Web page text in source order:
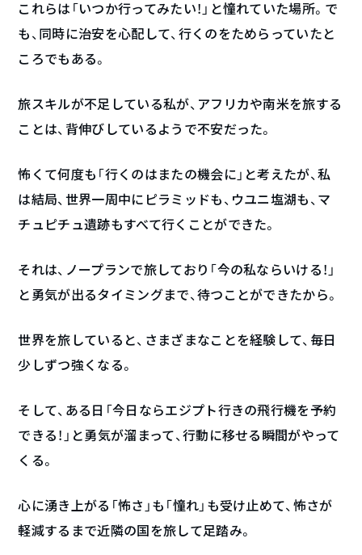
これらは「いつか行ってみたい！」と憧れていた場所。で
も、同時に治安を心配して、行くのをためらっていたと
ころでもある。
旅スキルが不足している私が、アフリカや南米を旅する
ことは、背伸びしているようで不安だった。
怖くて何度も「行くのはまたの機会に」と考えたが、私
は結局、世界一周中にピラミッドも、ウユニ塩湖も、マ
チュピチュ遺跡もすべて行くことができた。
それは、ノープランで旅しており「今の私ならいける！」
と勇気が出るタイミングまで、待つことができたから。
世界を旅していると、さまざまなことを経験して、毎日
少しずつ強くなる。
そして、ある日「今日ならエジプト行きの飛行機を予約
できる！」と勇気が溜まって、行動に移せる瞬間がやって
くる。
心に湧き上がる「怖さ」も「憧れ」も受け止めて、怖さが
軽減するまで近隣の国を旅して足踏み。